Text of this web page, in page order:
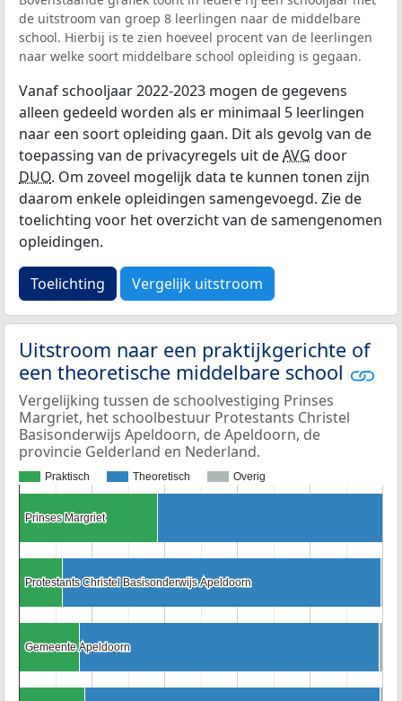
de uitstroom van groep 8 leerlingen naar de middelbare
school. Hierbij is te zien hoeveel procent van de leerlingen
naar welke soort middelbare school opleiding is gegaan.
Vanaf schooljaar 2022-2023 mogen de gegevens
alleen gedeeld worden als er minimaal 5 leerlingen
naar een soort opleiding gaan. Dit als gevolg van de
toepassing van de privacyregels uit deAVG door
DUO. Om zoveel mogelijk data te kunnen tonen zijn
daarom enkele opleidingen samengevoegd. Zie de
toelichting voor het overzicht van de samengenomen
opleidingen.
Toelichting Vergelijk uitstroom
Uitstroom naar een praktijkgerichte of
een theoretische middelbare school
Vergelijking tussen de schoolvestiging Prinses
Margriet, het schoolbestuur Protestants Christel
Basisonderwijs Apeldoorn, de Apeldoorn, de
provincie Gelderland en Nederland.
Praktisch Theoretisch Overig
Prinses Margriet
Prinses Margriet
Protestants Christel Basisonderwijs Apeldoorn
Protestants Christel Basisonderwijs Apeldoorn
Gemeente Apeldoorn
Gemeente Apeldoorn